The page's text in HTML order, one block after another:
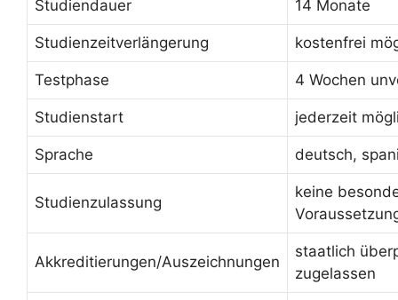
Studiendauer 14 Monate
Studienzeitverlängerung kostenfrei
Testphase 4 Wochen
Studienstart jederzeit
Sprache deutsch,
Studienzulassung
keine
Akkreditierungen/Auszeichnungen
staatlich
zugelassen